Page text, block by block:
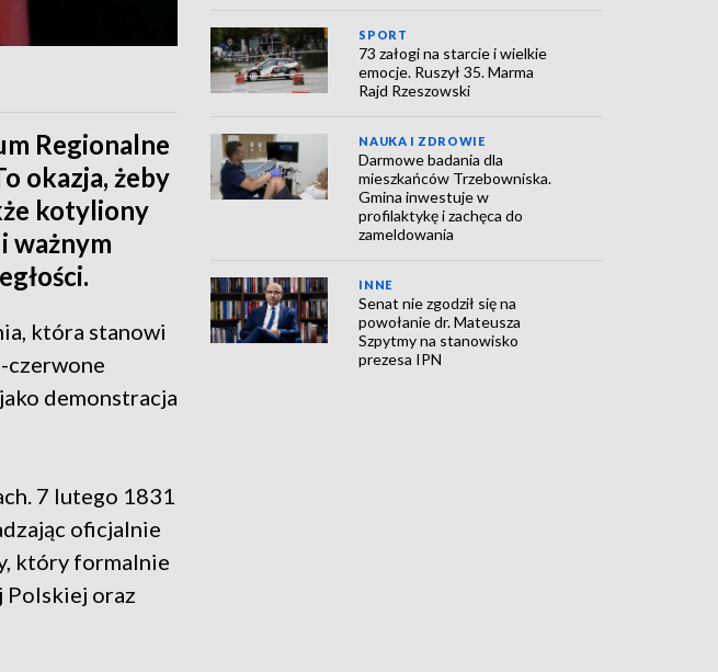
Regionalne
okazja, żeby
kotyliony
ważnym
która stanowi
czerwone
demonstracja
7 lutego 1831
oficjalnie
który formalnie
Polskiej oraz
SPORT
73 załogi na starcie i wielkie
emocje. Ruszył 35. Marma
Rajd Rzeszowski
NAUKA I ZDROWIE
Darmowe badania dla
mieszkańców Trzebowniska.
Gmina inwestuje w
profilaktykę i zachęca do
zameldowania
INNE
Senat nie zgodził się na
powołanie dr. Mateusza
Szpytmy na stanowisko
prezesa IPN